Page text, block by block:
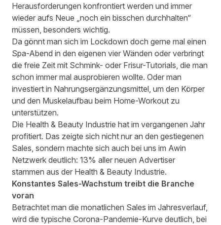
Herausforderungen konfrontiert werden und immer
wieder aufs Neue „noch ein bisschen durchhalten“
müssen, besonders wichtig.
Da gönnt man sich im Lockdown doch gerne mal einen
Spa-Abend in den eigenen vier Wänden oder verbringt
die freie Zeit mit Schmink- oder Frisur-Tutorials, die man
schon immer mal ausprobieren wollte. Oder man
investiert in Nahrungsergänzungsmittel, um den Körper
und den Muskelaufbau beim Home-Workout zu
unterstützen.
Die Health & Beauty Industrie hat im vergangenen Jahr
profitiert. Das zeigte sich nicht nur an den gestiegenen
Sales, sondern machte sich auch bei uns im Awin
Netzwerk deutlich: 13% aller neuen Advertiser
stammen aus der Health & Beauty Industrie.
Konstantes Sales-Wachstum treibt die Branche
voran
Betrachtet man die monatlichen Sales im Jahresverlauf,
wird die typische Corona-Pandemie-Kurve deutlich, bei